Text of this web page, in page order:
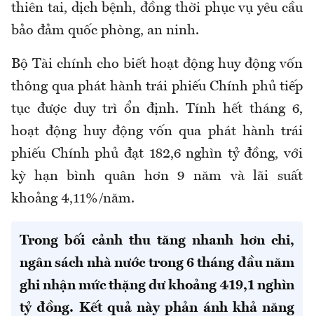
thiên tai, dịch bệnh, đồng thời phục vụ yêu cầu
bảo đảm quốc phòng, an ninh.
Bộ Tài chính cho biết hoạt động huy động vốn
thông qua phát hành trái phiếu Chính phủ tiếp
tục được duy trì ổn định. Tínhhết tháng 6,
hoạt động huy động vốn qua phát hành trái
phiếu Chính phủ đạt 182,6 nghìn tỷ đồng, với
kỳ hạn bình quân hơn 9 năm và lãi suất
khoảng 4,11%/năm.
Trong bối cảnh thu tăng nhanh hơn chi,
ngân sách nhà nước trong 6 tháng đầu năm
ghi nhận mức thặng dư khoảng 419,1 nghìn
tỷ đồng. Kết quả này phản ánh khả năng